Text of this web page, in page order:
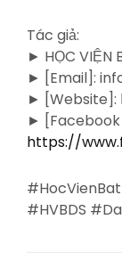
Tác giả:
► HỌC VIỆN
► [Email]:
► [Website]:
►
https://
#HVBDS